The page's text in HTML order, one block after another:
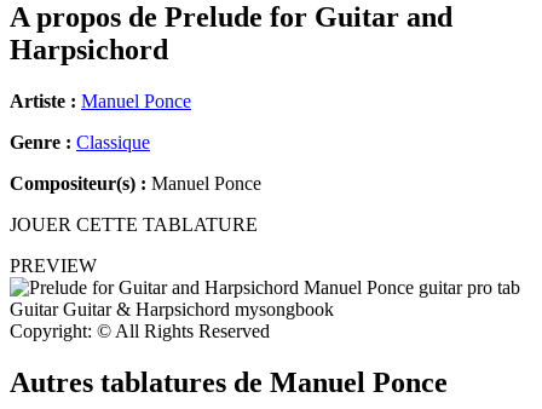
A propos de Prelude for Guitar and
Harpsichord
Artiste : Manuel Ponce
Genre : Classique
Compositeur(s) : Manuel Ponce
JOUER CETTE TABLATURE
PREVIEW
Copyright: © All Rights Reserved
Autres tablatures de Manuel Ponce